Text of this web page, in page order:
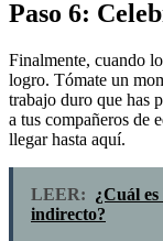
Paso 6:
Finalmente, cuando
logro. Tómate un
trabajo duro que has
a tus compañeros de
llegar hasta aquí.
LEER: ¿Cuál
indirecto?